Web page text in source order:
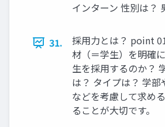
インターン 性別は？
31.
採用力とは？ point
材（＝学生）を明確
生を採用するのか？
は？ タイプは？ 学
などを考慮して求め
ることが大切です。